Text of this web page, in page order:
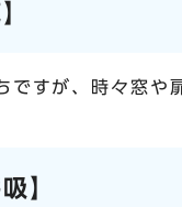
ですが、時々窓や
】